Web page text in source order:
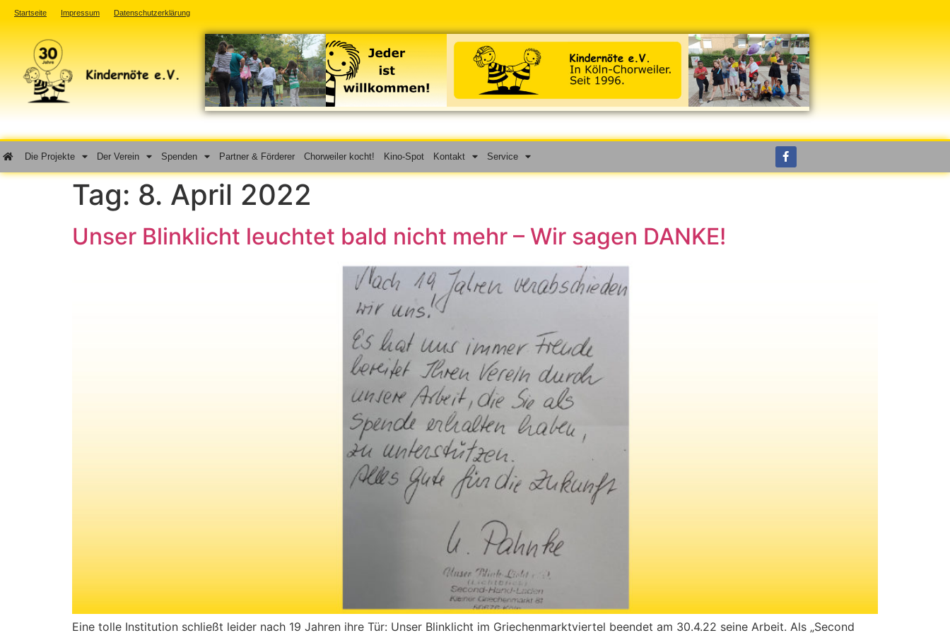
Startseite Impressum Datenschutzerklärung
Die Projekte Der Verein Spenden Partner & Förderer Chorweiler kocht! Kino-Spot Kontakt Service
Tag: 8. April 2022
Unser Blinklicht leuchtet bald nicht mehr – Wir sagen DANKE!
Eine tolle Institution schließt leider nach 19 Jahren ihre Tür: Unser Blinklicht im Griechenmarktviertel beendet am 30.4.22 seine Arbeit. Als „Second